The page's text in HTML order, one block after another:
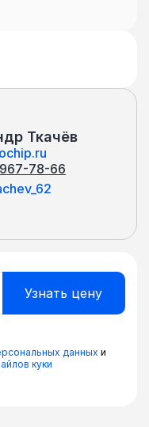
Ткачёв
78-66
данных и
куки